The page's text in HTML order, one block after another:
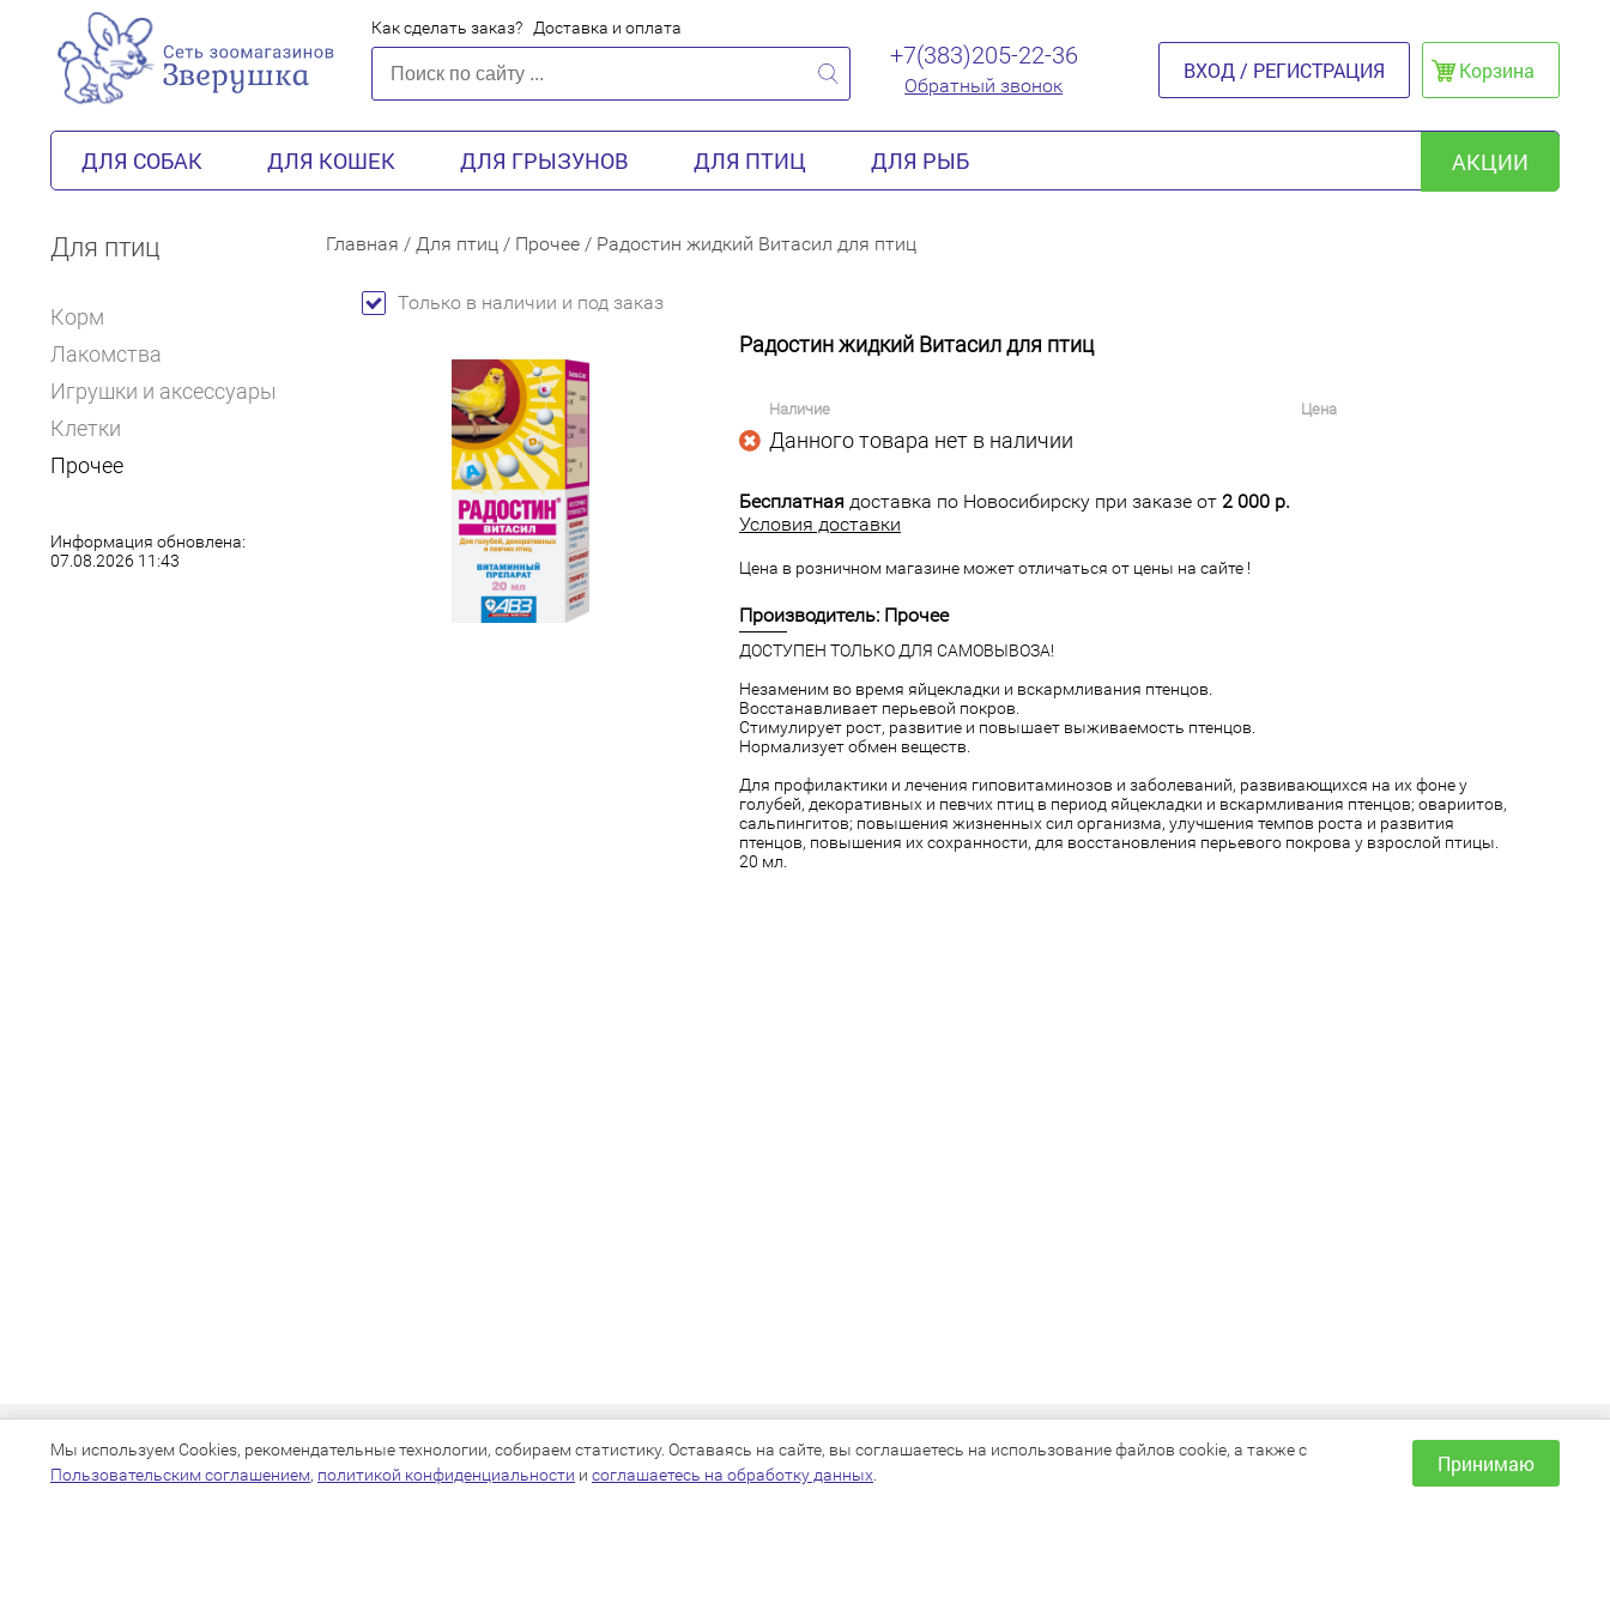
Как сделать заказ? Доставка и оплата
+7(383)205-22-36
Обратный звонок
ВХОД / РЕГИСТРАЦИЯ Корзина
ДЛЯ СОБАК ДЛЯ КОШЕК ДЛЯ ГРЫЗУНОВ ДЛЯ ПТИЦ ДЛЯ РЫБ АКЦИИ
Для птиц
Корм
Лакомства
Игрушки и аксессуары
Клетки
Прочее
Информация обновлена:
07.08.2026 11:43
Главная / Для птиц / Прочее / Радостин жидкий Витасил для птиц
Только в наличии и под заказ
Радостин жидкий Витасил для птиц
Наличие Цена
Данного товара нет в наличии
Бесплатная доставка по Новосибирску при заказе от 2 000 р.
Условия доставки
Цена в розничном магазине может отличаться от цены на сайте !
Производитель: Прочее
ДОСТУПЕН ТОЛЬКО ДЛЯ САМОВЫВОЗА!
Незаменим во время яйцекладки и вскармливания птенцов.
Восстанавливает перьевой покров.
Стимулирует рост, развитие и повышает выживаемость птенцов.
Нормализует обмен веществ.
Для профилактики и лечения гиповитаминозов и заболеваний, развивающихся на их фоне у
голубей, декоративных и певчих птиц в период яйцекладки и вскармливания птенцов; овариитов,
сальпингитов; повышения жизненных сил организма, улучшения темпов роста и развития
птенцов, повышения их сохранности, для восстановления перьевого покрова у взрослой птицы.
20 мл.
КАТАЛОГ
Для собак
ИНФОРМАЦИЯ
Как сделать заказ?
Мы используем Cookies, рекомендательные технологии, собираем статистику. Оставаясь на сайте, вы соглашаетесь на использование файлов cookie, а также с
Пользовательским соглашением, политикой конфиденциальности и соглашаетесь на обработку данных Принимаю